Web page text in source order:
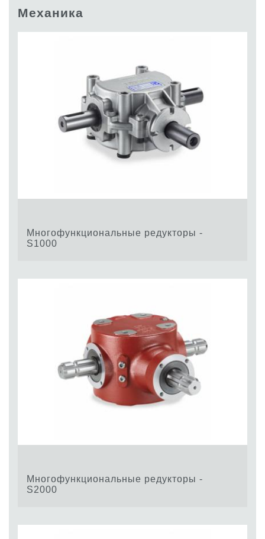
Аксиально поршневые насосы и моторы
Соединительные системы
Система управления
Интегрированные гидравлические блоки
Распределители
Электронные компоненты системы управления
Системы Fan Drive
Механика
Многофункциональные редукторы -
S1000
Многофункциональные редукторы -
S2000